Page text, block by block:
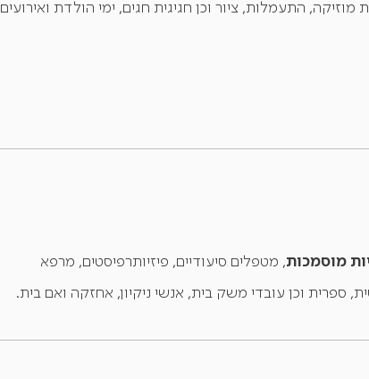
התעמלות, ציור וכן חגיגית חגים, ימי הולדת ואירועים
מוסמכות, מטפלים סיעודיים, פיזיותרפיסטים, מרפא
ספרית וכן עובדי משק בית, אנשי ניקיון, אחזקה ואם בית.